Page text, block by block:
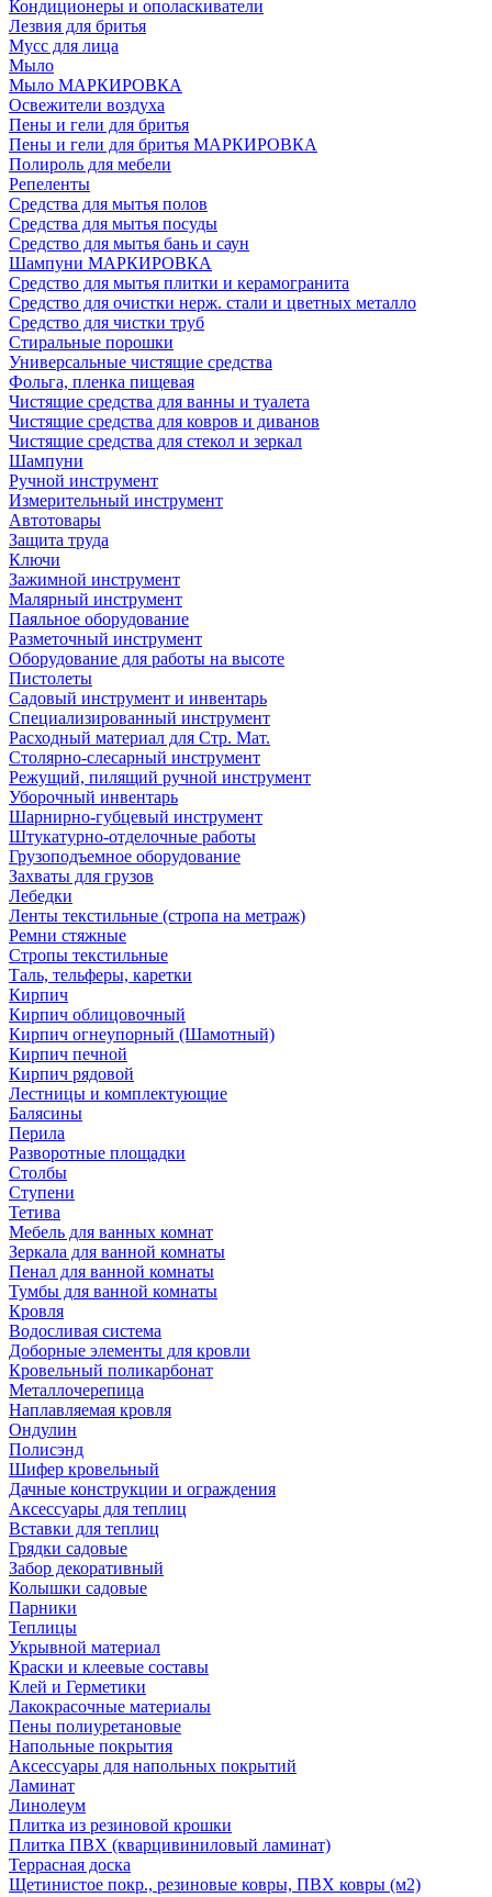
Кондиционеры и ополаскиватели
Лезвия для бритья
Мусс для лица
Мыло
Мыло МАРКИРОВКА
Освежители воздуха
Пены и гели для бритья
Пены и гели для бритья МАРКИРОВКА
Полироль для мебели
Репеленты
Средства для мытья полов
Средства для мытья посуды
Средство для мытья бань и саун
Шампуни МАРКИРОВКА
Средство для мытья плитки и керамогранита
Средство для очистки нерж. стали и цветных металло
Средство для чистки труб
Стиральные порошки
Универсальные чистящие средства
Фольга, пленка пищевая
Чистящие средства для ванны и туалета
Чистящие средства для ковров и диванов
Чистящие средства для стекол и зеркал
Шампуни
Ручной инструмент
Измерительный инструмент
Автотовары
Защита труда
Ключи
Зажимной инструмент
Малярный инструмент
Паяльное оборудование
Разметочный инструмент
Оборудование для работы на высоте
Пистолеты
Садовый инструмент и инвентарь
Специализированный инструмент
Расходный материал для Стр. Мат.
Столярно-слесарный инструмент
Режущий, пилящий ручной инструмент
Уборочный инвентарь
Шарнирно-губцевый инструмент
Штукатурно-отделочные работы
Грузоподъемное оборудование
Захваты для грузов
Лебедки
Ленты текстильные (стропа на метраж)
Ремни стяжные
Стропы текстильные
Таль, тельферы, каретки
Кирпич
Кирпич облицовочный
Кирпич огнеупорный (Шамотный)
Кирпич печной
Кирпич рядовой
Лестницы и комплектующие
Балясины
Перила
Разворотные площадки
Столбы
Ступени
Тетива
Мебель для ванных комнат
Зеркала для ванной комнаты
Пенал для ванной комнаты
Тумбы для ванной комнаты
Кровля
Водосливая система
Доборные элементы для кровли
Кровельный поликарбонат
Металлочерепица
Наплавляемая кровля
Ондулин
Полисэнд
Шифер кровельный
Дачные конструкции и ограждения
Аксессуары для теплиц
Вставки для теплиц
Грядки садовые
Забор декоративный
Колышки садовые
Парники
Теплицы
Укрывной материал
Краски и клеевые составы
Клей и Герметики
Лакокрасочные материалы
Пены полиуретановые
Напольные покрытия
Аксессуары для напольных покрытий
Ламинат
Линолеум
Плитка из резиновой крошки
Плитка ПВХ (кварцивиниловый ламинат)
Террасная доска
Щетинистое покр., резиновые ковры, ПВХ ковры (м2)